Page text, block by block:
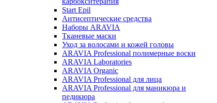
Start Epil
Антисептические средства
Наборы ARAVIA
Тканевые маски
Уход за волосами и кожей головы
ARAVIA Professional полимерные воски
ARAVIA Laboratories
ARAVIA Organic
ARAVIA Professional для лица
ARAVIA Professional для маникюра и
педикюра